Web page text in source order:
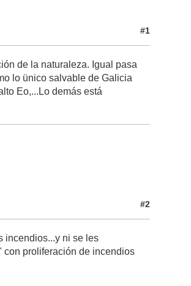
#1
de la naturaleza. Igual pasa
lo ünico salvable de Galicia
Eo,...Lo demás está
#2
incendios...y ni se les
con proliferación de incendios